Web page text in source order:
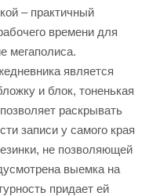
– практичный
времени для
мегаполиса.
является
и блок, тоненькая
раскрывать
записи у самого края
не позволяющей
выемка на
придает ей